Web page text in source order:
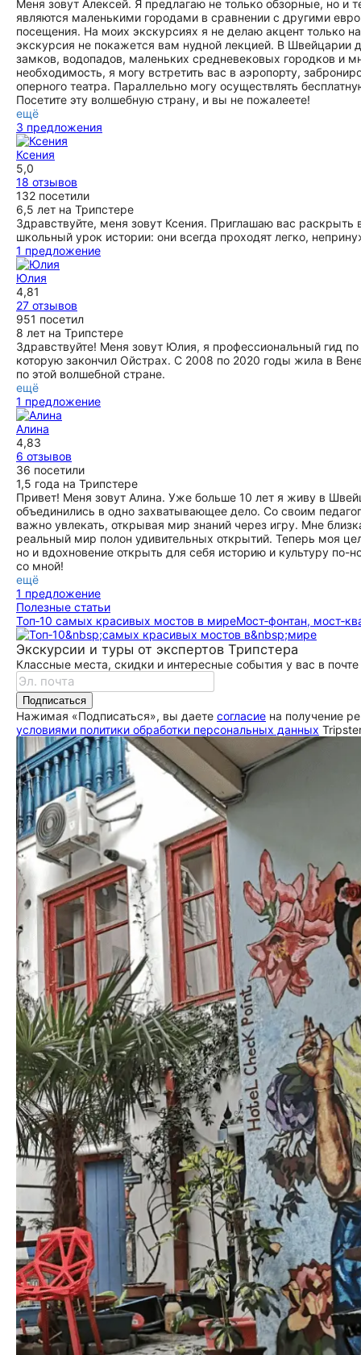
ещё
Меня зовут Алексей. Я предлагаю не только обзорные, но
являются маленькими городами в сравнении с другими
посещения. На моих экскурсиях я не делаю акцент только
экскурсия не покажется вам нудной лекцией. В Швейцарии
замков, водопадов, маленьких средневековых городков и
необходимость, я могу встретить вас в аэропорту,
оперного театра. Параллельно могу осуществлять
Посетите эту волшебную страну, и вы не пожалеете!
ещё
3 предложения
Ксения
5,0
18 отзывов
132 посетили
6,5 лет на Трипстере
Здравствуйте, меня зовут Ксения. Приглашаю вас
школьный урок истории: они всегда проходят легко,
1 предложение
Юлия
4,81
27 отзывов
951 посетил
8 лет на Трипстере
Здравствуйте! Меня зовут Юлия, я профессиональный гид
которую закончил Ойстрах. С 2008 по 2020 годы жила в
по этой волшебной стране.
ещё
1 предложение
Алина
4,83
6 отзывов
36 посетили
1,5 года на Трипстере
Привет! Меня зовут Алина. Уже больше 10 лет я живу в
объединились в одно захватывающее дело. Со своим
важно увлекать, открывая мир знаний через игру. Мне
реальный мир полон удивительных открытий. Теперь моя
но и вдохновение открыть для себя историю и культуру
со мной!
ещё
1 предложение
Полезные статьи
Топ‑10 самых красивых мостов в миреМост‑фонтан,
Экскурсии и туры от экспертов Трипстера
Классные места, скидки и интересные события у вас в почте
Подписаться
Нажимая «Подписаться», вы даете согласие на получение
условиями политики обработки персональных данных